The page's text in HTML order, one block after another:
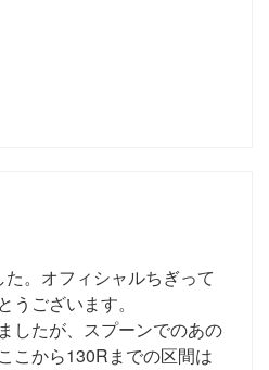
。オフィシャルちぎって
ございます。
したが、スプーンでのあの
こから130Rまでの区間は